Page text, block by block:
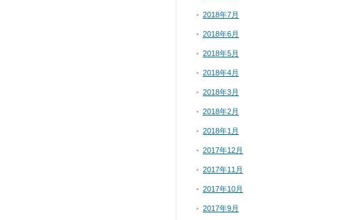
2018年7月
2018年6月
2018年5月
2018年4月
2018年3月
2018年2月
2018年1月
2017年12月
2017年11月
2017年10月
2017年9月